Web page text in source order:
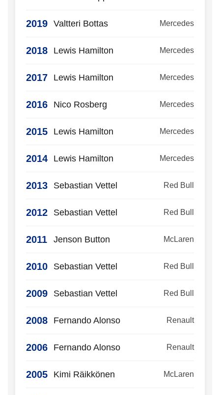
2019 Valtteri Bottas Mercedes
2018 Lewis Hamilton Mercedes
2017 Lewis Hamilton Mercedes
2016 Nico Rosberg Mercedes
2015 Lewis Hamilton Mercedes
2014 Lewis Hamilton Mercedes
2013 Sebastian Vettel Red Bull
2012 Sebastian Vettel Red Bull
2011 Jenson Button McLaren
2010 Sebastian Vettel Red Bull
2009 Sebastian Vettel Red Bull
2008 Fernando Alonso Renault
2006 Fernando Alonso Renault
2005 Kimi Räikkönen McLaren